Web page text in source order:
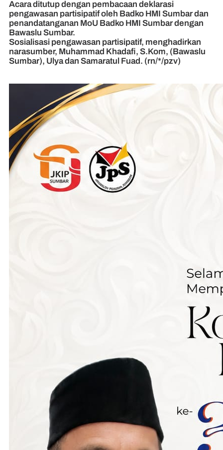
Acara ditutup dengan pembacaan deklarasi
pengawasan partisipatif oleh Badko HMI Sumbar dan
penandatanganan MoU Badko HMI Sumbar dengan
Bawaslu Sumbar.
Sosialisasi pengawasan partisipatif, menghadirkan
narasumber, Muhammad Khadafi, S.Kom, (Bawaslu
Sumbar), Ulya dan Samaratul Fuad. (rn/*/pzv)